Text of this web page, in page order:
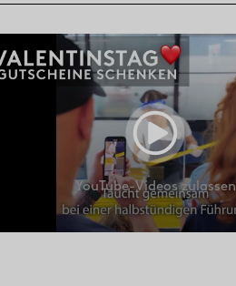
YouTube-Videos zulassen